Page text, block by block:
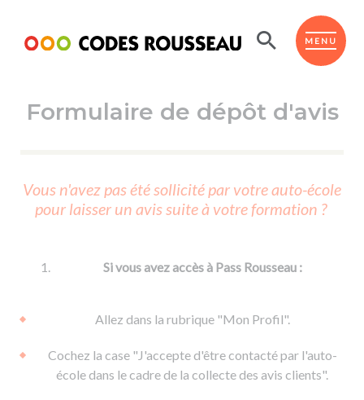
MENU
ESPACE ÉLÈVE
Code de la route
Passer l'ASSR
Réviser le code
Passer l'ETM
Permis voiture
Permis remorque
Permis & handicap
d'apprentissage
De la conduite en voiture
De la conduite à moto
Formations pro.
Permis poids lourd
Formulaire de dépôt d'avis
Vous n'avez pas été sollicité par votre auto-école
pour laisser un avis suite à votre formation ?
Si vous avez accès à Pass Rousseau :
Allez dans la rubrique "Mon Profil".
Cochez la case "J'accepte d'être contacté par l'auto-
école dans le cadre de la collecte des avis clients".